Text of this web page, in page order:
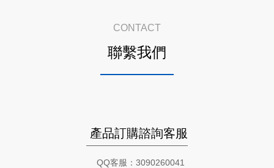
CONTACT
聯繫我們
產品訂購諮詢客服
QQ客服：3090260041